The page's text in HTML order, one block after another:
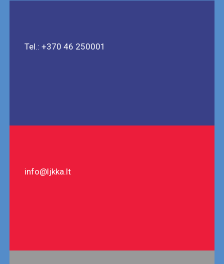
Tel.: +370 46 250001
info@ljkka.lt